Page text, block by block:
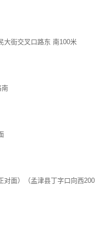
大街交叉口路东 南100米
南
对面）（孟津县丁字口向西200